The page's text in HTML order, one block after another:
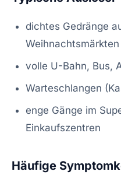
dichtes Gedränge
Weihnachtsmärkten
volle U-Bahn, Bus,
Warteschlangen
enge Gänge im
Einkaufszentren
Häufige